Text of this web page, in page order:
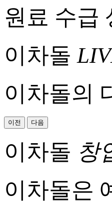
원료 수급
이차돌
이차돌의
이전 다음
이차돌 창
이차돌은